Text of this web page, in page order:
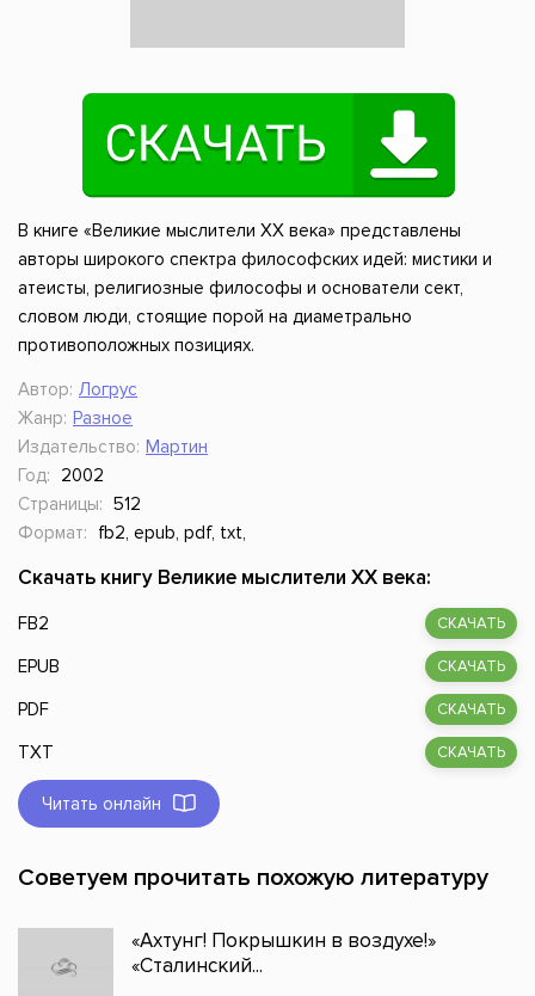
В книге «Великие мыслители XX века» представлены
авторы широкого спектра философских идей: мистики и
атеисты, религиозные философы и основатели сект,
словом люди, стоящие порой на диаметрально
противоположных позициях.
Автор: Логрус
Жанр: Разное
Издательство: Мартин
Год:
2002
Страницы: 512
Формат:
fb2, epub, pdf, txt,
Скачать книгу Великие мыслители XX века:
FB2 СКАЧАТЬ
EPUB СКАЧАТЬ
PDF СКАЧАТЬ
TXT СКАЧАТЬ
Читать онлайн
Советуем прочитать похожую литературу
«Ахтунг! Покрышкин в воздухе!»
«Сталинский...